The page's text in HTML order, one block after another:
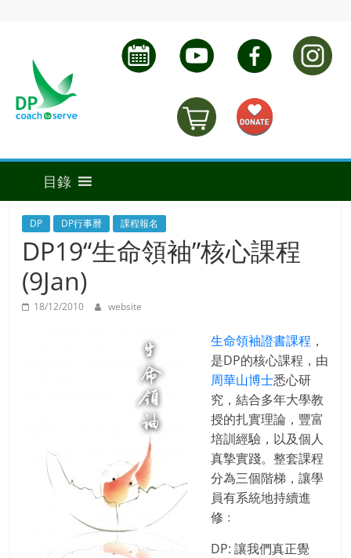
DP DP行事曆 課程報名
DP19“生命領袖”核心課程
(9Jan)
18/12/2010 website
生命領袖證書課程 ，
是DP的核心課程，由
周華山博士悉心研
究，結合多年大學教
授的扎實理論，豐富
培訓經驗，以及個人
真摯實踐。整套課程
分為三個階梯，讓學
員有系統地持續進
修﹕
DP: 讓我們真正覺